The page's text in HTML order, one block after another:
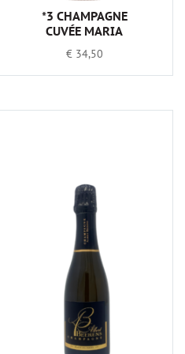
*3 CHAMPAGNE
CUVÉE MARIA
€34,50